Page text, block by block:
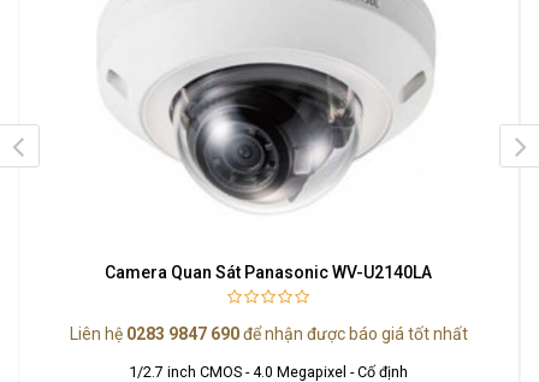
Camera Quan Sát Panasonic WV-U2140LA
Liên hệ 0283 9847 690để nhận được báo giá tốt nhất
1/2.7 inch CMOS - 4.0 Megapixel - Cố định